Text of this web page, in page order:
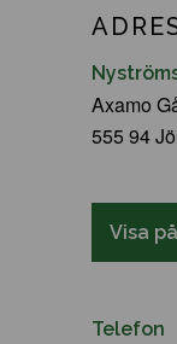
Axamo
555 94
Visa
Telefon